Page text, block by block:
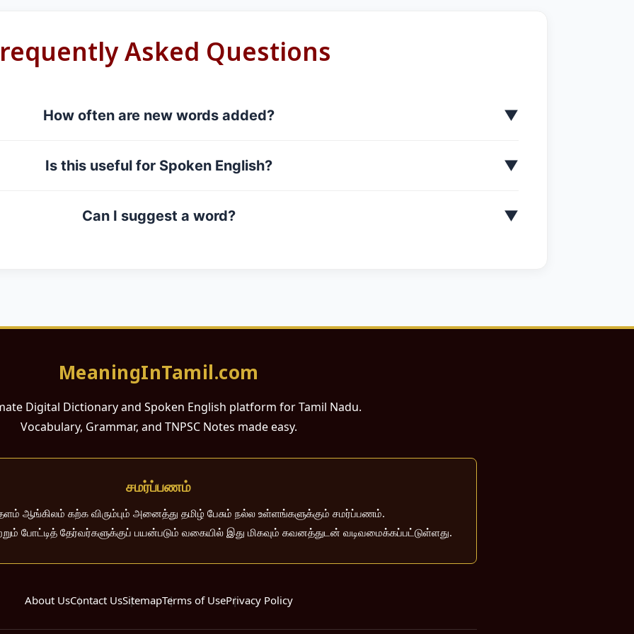
Asked Questions
How often are new words added? ▼
Is this useful for Spoken English? ▼
Can I suggest a word? ▼
MeaningInTamil.com
Digital Dictionary and Spoken English platform for Tamil Nadu.
Vocabulary, Grammar, and TNPSC Notes made easy.
சமர்ப்பணம்
ஆங்கிலம் கற்க விரும்பும் அனைத்து தமிழ் பேசும் நல்ல உள்ளங்களுக்கும் சமர்ப்பணம்.
போட்டித் தேர்வர்களுக்குப் பயன்படும் வகையில் இது மிகவும் கவனத்துடன் வடிவமைக்கப்பட்டுள்ளது.
About UsContact UsSitemapTerms of UsePrivacy Policy